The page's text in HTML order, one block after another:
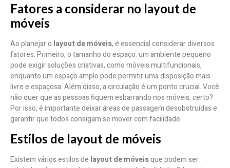
Fatores a considerar no layout de
móveis
Ao planejar o layout de móveis, é essencial considerar diversos
fatores. Primeiro, o tamanho do espaço: um ambiente pequeno
pode exigir soluções criativas, como móveis multifuncionais,
enquanto um espaço amplo pode permitir uma disposição mais
livre e espaçosa. Além disso, a circulação é um ponto crucial. Você
não quer que as pessoas fiquem esbarrando nos móveis, certo?
Por isso, é importante deixar áreas de passagem desobstruídas e
garantir que todos consigam se mover com facilidade.
Estilos de layout de móveis
Existem vários estilos de layout de móveisque podem ser